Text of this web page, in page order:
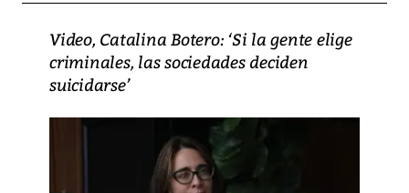
Video, Catalina Botero: ‘Si la gente elige
criminales, las sociedades deciden
suicidarse’